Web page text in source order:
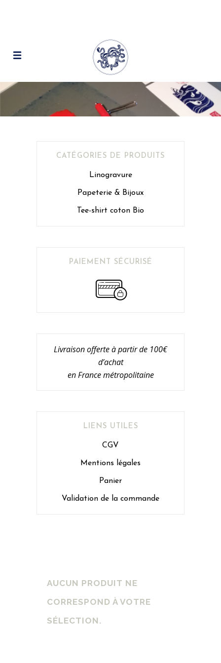
CATÉGORIES DE PRODUITS
Linogravure
Papeterie & Bijoux
Tee-shirt coton Bio
PAIEMENT SÉCURISÉ
Livraison offerte à partir de 100€
d’achat
en France métropolitaine
LIENS UTILES
CGV
Mentions légales
Panier
Validation de la commande
AUCUN PRODUIT NE
CORRESPOND À VOTRE
SÉLECTION.